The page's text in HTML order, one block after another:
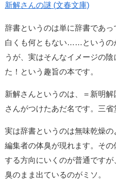
新解さんの謎 (文春文庫)
辞書というのは単に辞書であ
白くも何ともない……というの
うが、実はそんなイメージの
た！という趣旨の本です。
新解さんというのは、＝新明解
さんがつけたあだ名です。三省
実は辞書というのは無味乾燥
編集者の体臭が現れます。そ
する方向にいくのが普通です
臭のまま出ているのがミソ。